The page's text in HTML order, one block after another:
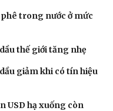
trong nước ở mức
thế giới tăng nhẹ
giảm khi có tín hiệu
USD hạ xuống còn